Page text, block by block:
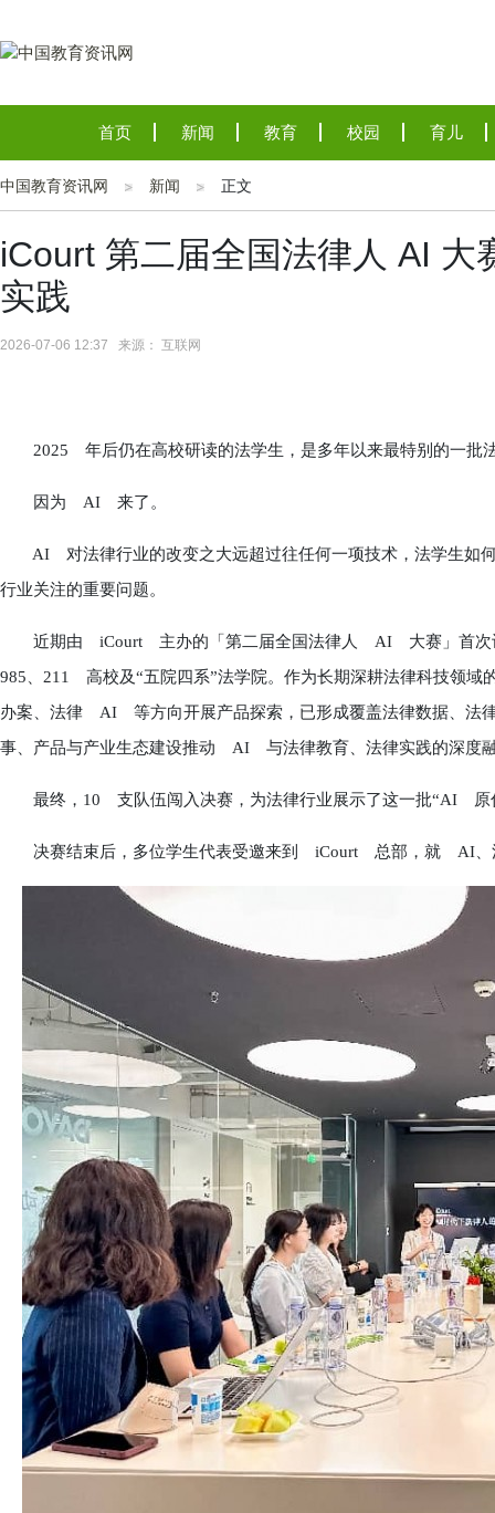
首页 新闻 教育 校园 育儿
中国教育资讯网 新闻 正文
iCourt 第二届全国法律人 AI 大
实践
2026-07-06 12:37 来源： 互联网
2025 年后仍在高校研读的法学生，是多年以来最特别的一批
因为 AI 来了。
AI 对法律行业的改变之大远超过往任何一项技术，法学生如
行业关注的重要问题。
近期由 iCourt 主办的「第二届全国法律人 AI 大赛」首次
985、211 高校及“五院四系”法学院。作为长期深耕法律科技领
办案、法律 AI 等方向开展产品探索，已形成覆盖法律数据、
事、产品与产业生态建设推动 AI 与法律教育、法律实践的深度
最终，10 支队伍闯入决赛，为法律行业展示了这一批“AI 原
决赛结束后，多位学生代表受邀来到 iCourt 总部，就 AI、法